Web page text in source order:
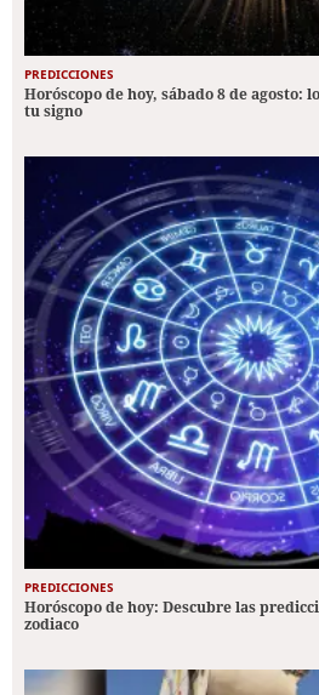
PREDICCIONES
Horóscopo de hoy, sábado 8 de agosto:
tu signo
PREDICCIONES
Horóscopo de hoy: Descubre las
zodiaco